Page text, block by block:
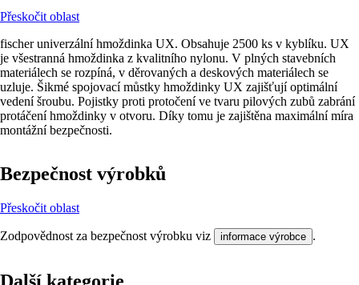
Přeskočit oblast
fischer univerzální hmoždinka UX. Obsahuje 2500 ks v kyblíku. UX
je všestranná hmoždinka z kvalitního nylonu. V plných stavebních
materiálech se rozpíná, v děrovaných a deskových materiálech se
uzluje. Šikmé spojovací můstky hmoždinky UX zajišťují optimální
vedení šroubu. Pojistky proti protočení ve tvaru pilových zubů zabrání
protáčení hmoždinky v otvoru. Díky tomu je zajištěna maximální míra
montážní bezpečnosti.
Bezpečnost výrobků
Přeskočit oblast
Zodpovědnost za bezpečnost výrobku viz informace výrobce .